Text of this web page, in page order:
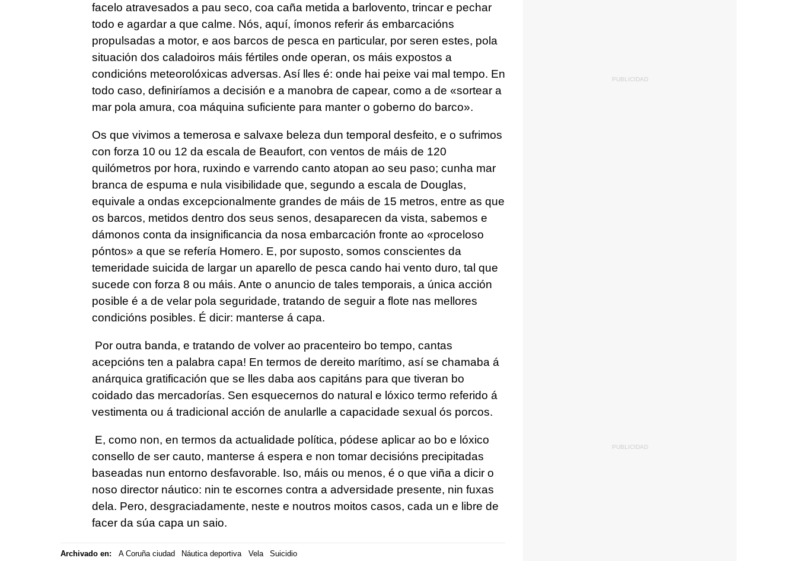
facelo atravesados a pau seco, coa caña metida a barlovento, trincar e pechar
todo e agardar a que calme. Nós, aquí, ímonos referir ás embarcacións
propulsadas a motor, e aos barcos de pesca en particular, por seren estes, pola
situación dos caladoiros máis fértiles onde operan, os máis expostos a
condicións meteorolóxicas adversas. Así lles é: onde hai peixe vai mal tempo. En
todo caso, definiríamos a decisión e a manobra de capear, como a de «sortear a
mar pola amura, coa máquina suficiente para manter o goberno do barco».
Os que vivimos a temerosa e salvaxe beleza dun temporal desfeito, e o sufrimos
con forza 10 ou 12 da escala de Beaufort, con ventos de máis de 120
quilómetros por hora, ruxindo e varrendo canto atopan ao seu paso; cunha mar
branca de espuma e nula visibilidade que, segundo a escala de Douglas,
equivale a ondas excepcionalmente grandes de máis de 15 metros, entre as que
os barcos, metidos dentro dos seus senos, desaparecen da vista, sabemos e
dámonos conta da insignificancia da nosa embarcación fronte ao «proceloso
póntos» a que se refería Homero. E, por suposto, somos conscientes da
temeridade suicida de largar un aparello de pesca cando hai vento duro, tal que
sucede con forza 8 ou máis. Ante o anuncio de tales temporais, a única acción
posible é a de velar pola seguridade, tratando de seguir a flote nas mellores
condicións posibles. É dicir: manterse á capa.
Por outra banda, e tratando de volver ao pracenteiro bo tempo, cantas
acepcións ten a palabra capa! En termos de dereito marítimo, así se chamaba á
anárquica gratificación que se lles daba aos capitáns para que tiveran bo
coidado das mercadorías. Sen esquecernos do natural e lóxico termo referido á
vestimenta ou á tradicional acción de anularlle a capacidade sexual ós porcos.
E, como non, en termos da actualidade política, pódese aplicar ao bo e lóxico
consello de ser cauto, manterse á espera e non tomar decisións precipitadas
baseadas nun entorno desfavorable. Iso, máis ou menos, é o que viña a dicir o
noso director náutico: nin te escornes contra a adversidade presente, nin fuxas
dela. Pero, desgraciadamente, neste e noutros moitos casos, cada un e libre de
facer da súa capa un saio.
Archivado en: A Coruña ciudad Náutica deportiva Vela Suicidio